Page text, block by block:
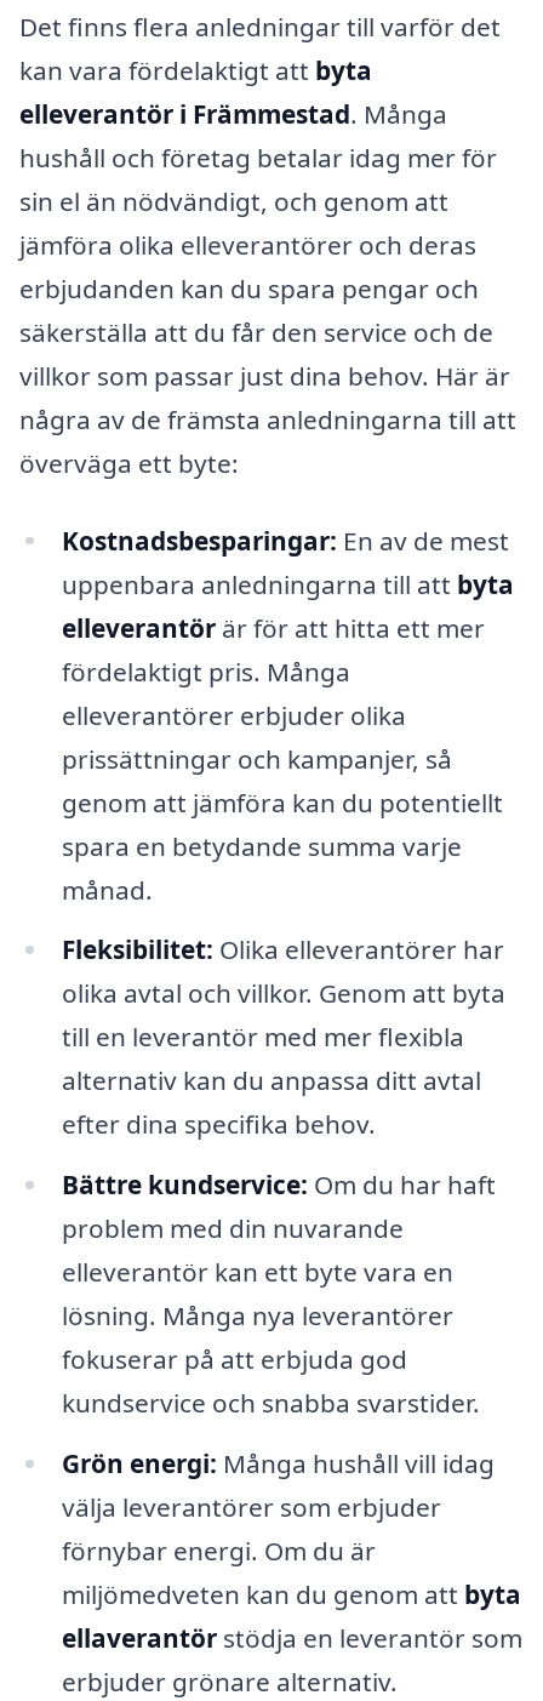
Det finns flera anledningar till varför det
kan vara fördelaktigt att byta
elleverantör i Främmestad. Många
hushåll och företag betalar idag mer för
sin el än nödvändigt, och genom att
jämföra olika elleverantörer och deras
erbjudanden kan du spara pengar och
säkerställa att du får den service och de
villkor som passar just dina behov. Här är
några av de främsta anledningarna till att
överväga ett byte:
Kostnadsbesparingar: En av de mest
uppenbara anledningarna till att byta
elleverantörär för att hitta ett mer
fördelaktigt pris. Många
elleverantörer erbjuder olika
prissättningar och kampanjer, så
genom att jämföra kan du potentiellt
spara en betydande summa varje
månad.
Fleksibilitet: Olika elleverantörer har
olika avtal och villkor. Genom att byta
till en leverantör med mer flexibla
alternativ kan du anpassa ditt avtal
efter dina specifika behov.
Bättre kundservice: Om du har haft
problem med din nuvarande
elleverantör kan ett byte vara en
lösning. Många nya leverantörer
fokuserar på att erbjuda god
kundservice och snabba svarstider.
Grön energi: Många hushåll vill idag
välja leverantörer som erbjuder
förnybar energi. Om du är
miljömedveten kan du genom att byta
ella­verantörstödja en leverantör som
erbjuder grönare alternativ.